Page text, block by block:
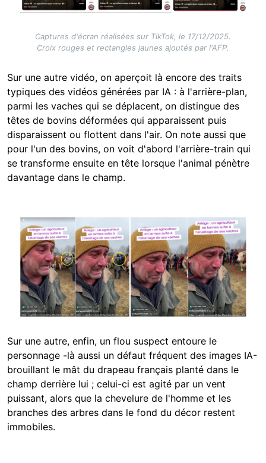
Captures d'écran réalisées sur TikTok, le 17/12/2025.
Croix rouges et rectangles jaunes ajoutés par l'AFP.
Sur une autre vidéo, on aperçoit là encore des traits
typiques des vidéos générées par IA : à l'arrière-plan,
parmi les vaches qui se déplacent, on distingue des
têtes de bovins déformées qui apparaissent puis
disparaissent ou flottent dans l'air. On note aussi que
pour l'un des bovins, on voit d'abord l'arrière-train qui
se transforme ensuite en tête lorsque l'animal pénètre
davantage dans le champ.
Image
Sur une autre, enfin, un flou suspect entoure le
personnage -là aussi un défaut fréquent des images IA-
brouillant le mât du drapeau français planté dans le
champ derrière lui ; celui-ci est agité par un vent
puissant, alors que la chevelure de l'homme et les
branches des arbres dans le fond du décor restent
immobiles.